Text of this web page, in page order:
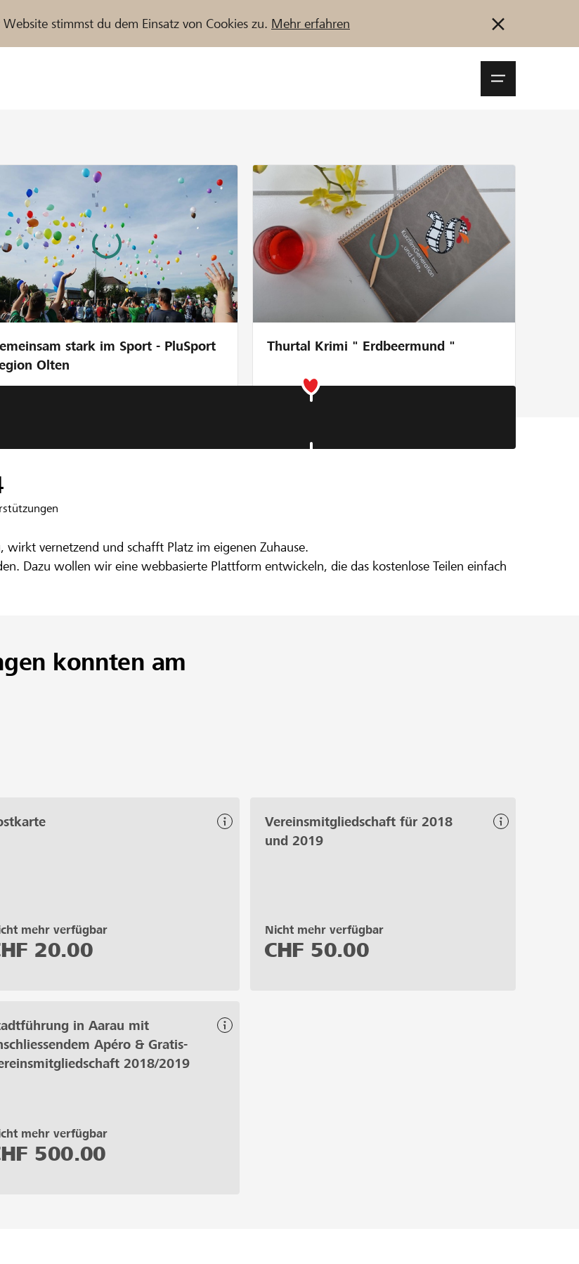
stimmst du dem Einsatz von Cookies zu. Mehr erfahren
Jetzt starten
stark im Sport - PluSport
Olten
Thurtal Krimi " Erdbeermund "
Lenzburg
vernetzend und schafft Platz im eigenen Zuhause.
Dazu wollen wir eine webbasierte Plattform entwickeln, die das kostenlose Teilen einfach
konnten am
mehr verfügbar
20.00
Vereinsmitgliedschaft für 2018
und 2019
Nicht mehr verfügbar
CHF 50.00
in Aarau mit
Apéro & Gratis-
2018/2019
mehr verfügbar
500.00